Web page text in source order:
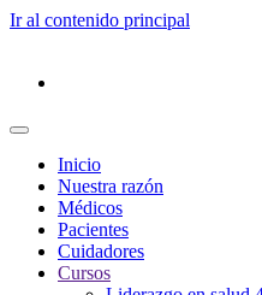
Ir al contenido principal
Inicio
Nuestra razón
Médicos
Pacientes
Cuidadores
Cursos